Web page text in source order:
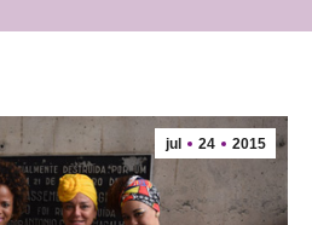
jul 24 2015